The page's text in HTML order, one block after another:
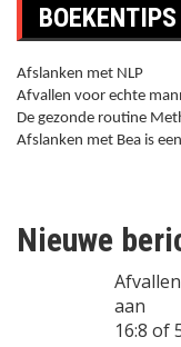
BOEKENTIPS
Afslanken met NLP
Afvallen voor echte
De gezonde routine
Afslanken met Bea is
Nieuwe
aan
16:8 of